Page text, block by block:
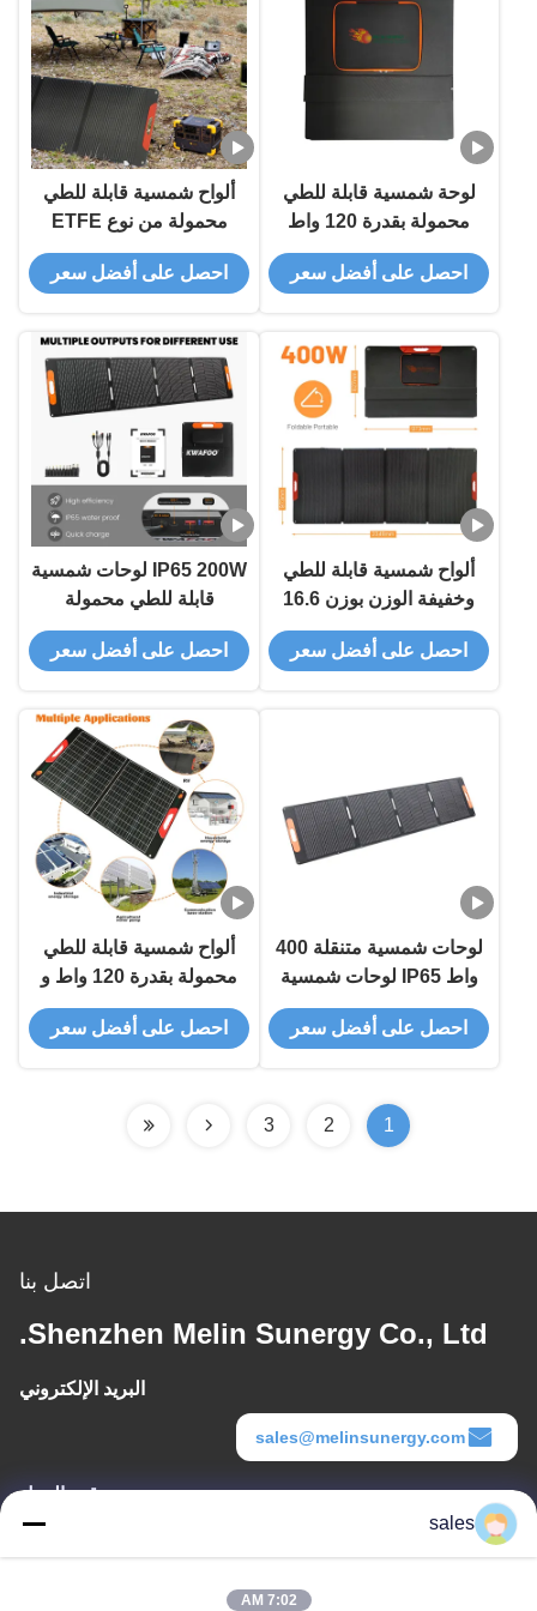
لوحة شمسية قابلة للطي
محمولة بقدرة 120 واط
بكفاءة 22% وغطاء أمامي
ETFE
احصل على أفضل سعر
ألواح شمسية قابلة للطي
محمولة من نوع ETFE
حاصلة على تصنيف IP65
بقدرة 100 واط بكفاءة 22%
ملم
احصل على أفضل سعر
ألواح شمسية قابلة للطي
وخفيفة الوزن بوزن 16.6
كجم مع ضمان لمدة 3
سنوات وحجم مطوي
احصل على أفضل سعر
IP65 200W لوحات شمسية
قابلة للطي محمولة
للمساكن بطارية 12 فولت
احصل على أفضل سعر
لوحات شمسية متنقلة 400
واط IP65 لوحات شمسية
قابلة للطي مرنة
احصل على أفضل سعر
ألواح شمسية قابلة للطي
محمولة بقدرة 120 واط و
12 فولت بكفاءة 22%
وتصميم خفيف الوزن 6.0احصل على أفضل سعر
1
2
3
اتصل بنا
Shenzhen Melin Sunergy Co., Ltd.
البريد الإلكتروني
sales@melinsunergy.com
وقت العمل
8:30-18:00 sales
7:02 AM